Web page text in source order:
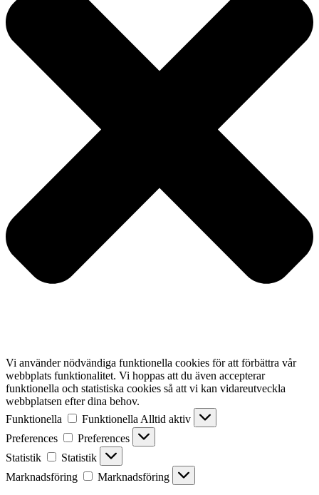
Vi använder nödvändiga funktionella cookies för att förbättra vår
webbplats funktionalitet. Vi hoppas att du även accepterar
funktionella och statistiska cookies så att vi kan vidareutveckla
webbplatsen efter dina behov.
Funktionella
Funktionella Alltid aktiv
Preferences
Preferences
Statistik
Statistik
Marknadsföring
Marknadsföring